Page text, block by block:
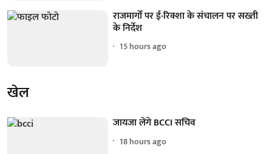
राजमार्गों पर ई-रिक्शा के संचालन पर सख्ती
के निर्देश
15 hours ago
खेल
जायजा लेंगे BCCI सचिव
18 hours ago